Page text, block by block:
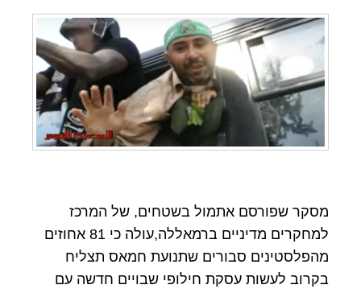
מסקר שפורסם אתמול בשטחים, של המרכז
למחקרים מדיניים ברמאללה,עולה כי 81 אחוזים
מהפלסטינים סבורים שתנועת חמאס תצליח
בקרוב לעשות עסקת חילופי שבויים חדשה עם